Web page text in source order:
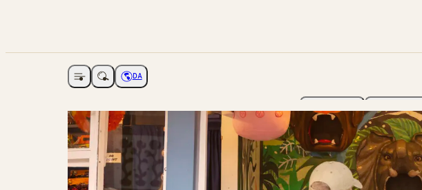
Åbne navigationVælg sprog
DA
Haven Program